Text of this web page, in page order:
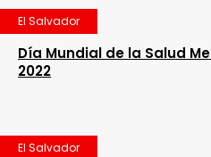
El Salvador
Día Mundial de la Salud
2022
El Salvador